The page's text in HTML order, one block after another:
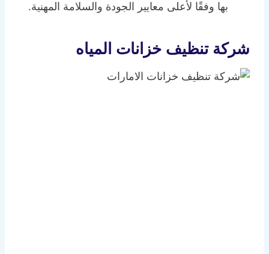
بها وفقًا لأعلى معايير الجودة والسلامة المهنية.
شركة تنظيف خزانات المياه